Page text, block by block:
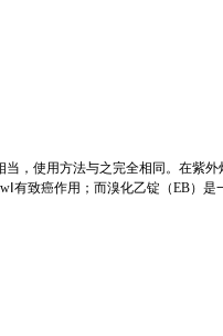
当，使用方法与之完全相同。在紫外
Ⅰ有致癌作用；而溴化乙锭（EB）是